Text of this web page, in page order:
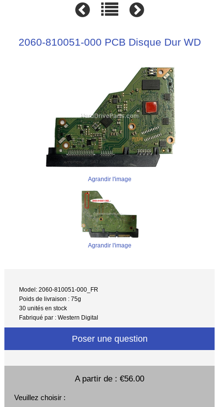
2060-810051-000 PCB Disque Dur WD
Agrandir l'image
Agrandir l'image
Model: 2060-810051-000_FR
Poids de livraison : 75g
30 unités en stock
Fabriqué par : Western Digital
Poser une question
A partir de : €56.00
Veuillez choisir :